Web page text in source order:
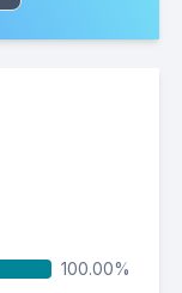
100.00%